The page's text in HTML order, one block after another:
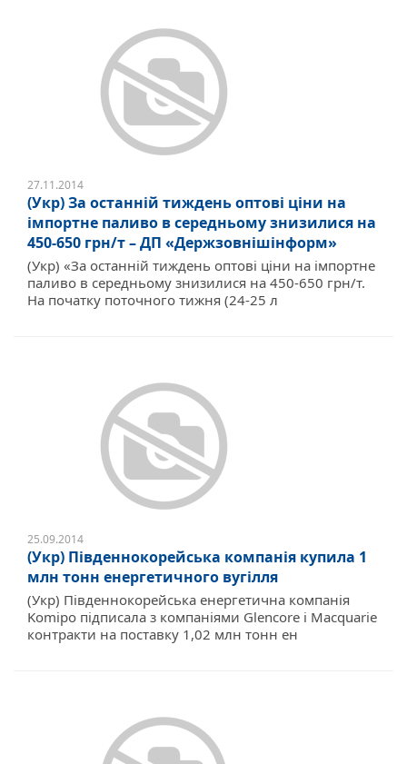
27.11.2014
(Укр) За останній тиждень оптові ціни на
імпортне паливо в середньому знизилися на
450-650 грн/т – ДП «Держзовнішінформ»
(Укр) «За останній тиждень оптові ціни на імпортне
паливо в середньому знизилися на 450-650 грн/т.
На початку поточного тижня (24-25 л
25.09.2014
(Укр) Південнокорейська компанія купила 1
млн тонн енергетичного вугілля
(Укр) Південнокорейська енергетична компанія
Komipo підписала з компаніями Glencore і Macquarie
контракти на поставку 1,02 млн тонн ен